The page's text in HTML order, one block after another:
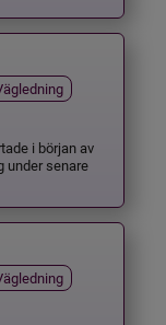
i början av
under senare